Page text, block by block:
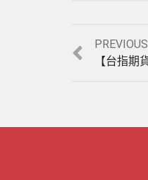
PREVIOUS
Previous
post: